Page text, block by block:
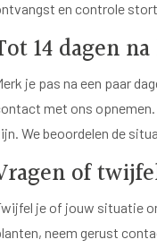
en controle
14 dagen
je pas na een paar
met ons
We beoordelen de
of
je of jouw situatie
neem gerust